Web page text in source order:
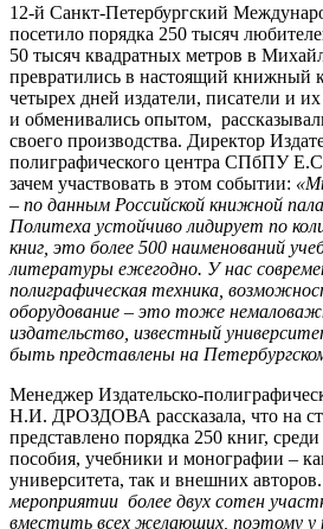
12-й Санкт-Петербургский
посетило порядка 250 тысяч
50 тысяч квадратных метров в
превратились в настоящий книжный
четырех дней издатели, писатели и
и обменивались опытом,
своего производства. Директор
полиграфического центра СПбПУ
зачем участвовать в этом событии:
– по данным Российской книжной
Политеха устойчиво лидирует по
книг, это более 500 наименований
литературы ежегодно. У нас
полиграфическая техника,
оборудование – это тоже
издательство, известный
быть представлены на
Менеджер Издательско-
Н.И. ДРОЗДОВА рассказала, что на
представлено порядка 250 книг,
пособия, учебники и монографии –
университета, так и внешних авторов.
мероприятии более двух сотен
вместить всех желающих, поэтому у